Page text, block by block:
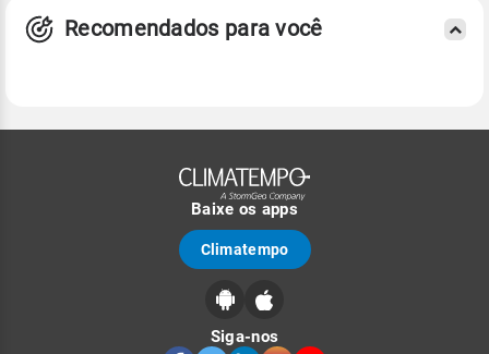
Recomendados para você
Baixe os apps
Climatempo
Siga-nos